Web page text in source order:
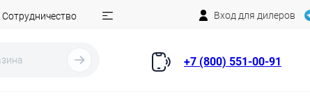
Сотрудничество Вход для дилеров
+7 (800) 551-00-91